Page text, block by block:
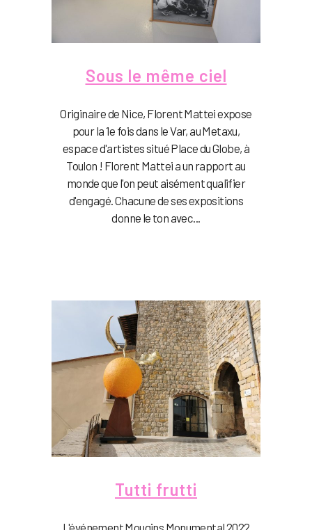
Sous le même ciel
Originaire de Nice, Florent Mattei expose
pour la 1e fois dans le Var, au Metaxu,
espace d'artistes situé Place du Globe, à
Toulon ! Florent Mattei a un rapport au
monde que l'on peut aisément qualifier
d'engagé. Chacune de ses expositions
donne le ton avec...
Tutti frutti
L'événement Mougins Monumental 2022